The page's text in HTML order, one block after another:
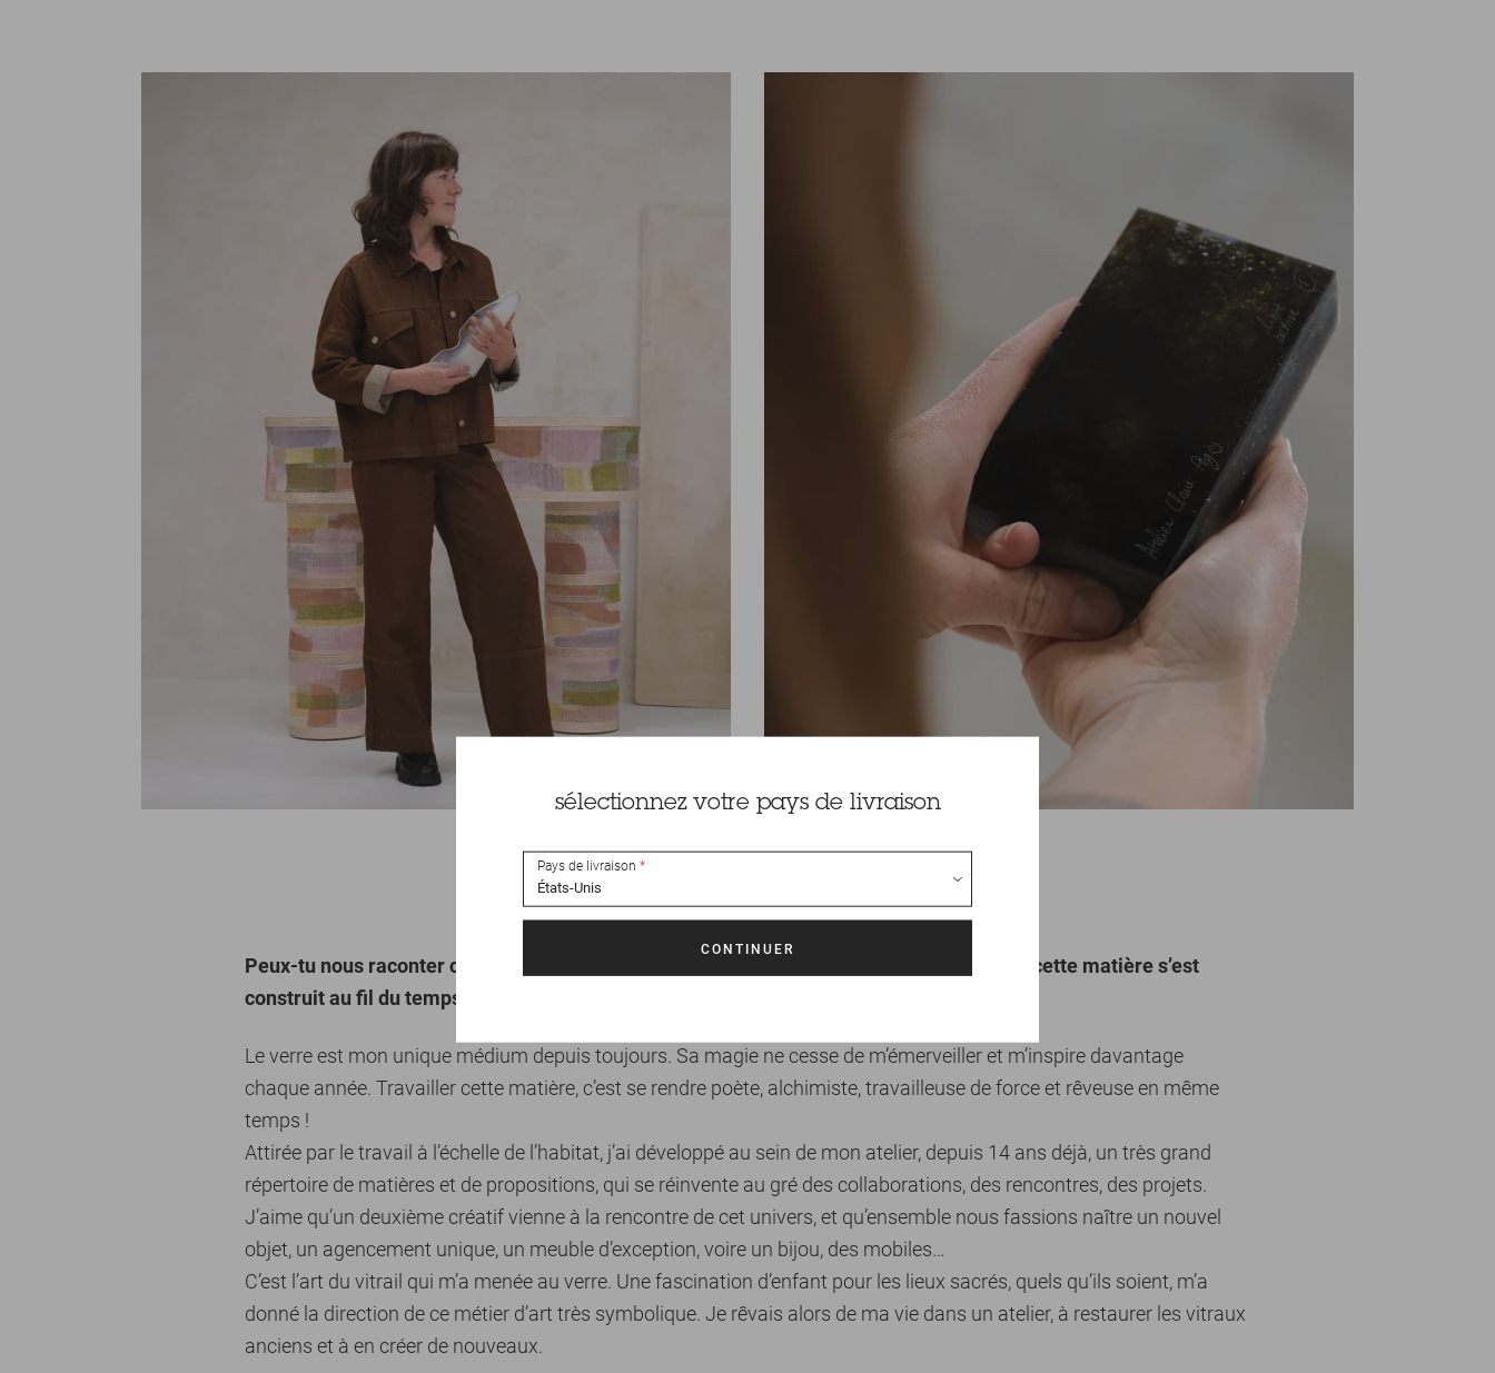
Peux-tu nous raconter comment tu as découvert le verre et comment ton parcours avec cette matière s’est
construit au fil du temps ?
Le verre est mon unique médium depuis toujours. Sa magie ne cesse de m’émerveiller et m’inspire davantage
chaque année. Travailler cette matière, c’est se rendre poète, alchimiste, travailleuse de force et rêveuse en même
temps !
Attirée par le travail à l’échelle de l’habitat, j’ai développé au sein de mon atelier, depuis 14 ans déjà, un très grand
répertoire de matières et de propositions, qui se réinvente au gré des collaborations, des rencontres, des projets.
J’aime qu’un deuxième créatif vienne à la rencontre de cet univers, et qu’ensemble nous fassions naître un nouvel
objet, un agencement unique, un meuble d’exception, voire un bijou, des mobiles…
C’est l’art du vitrail qui m’a menée au verre. Une fascination d’enfant pour les lieux sacrés, quels qu’ils soient, m’a
donné la direction de ce métier d’art très symbolique. Je rêvais alors de ma vie dans un atelier, à restaurer les vitraux
anciens et à en créer de nouveaux.
sélectionnez votre pays de livraison
Pays de livraison